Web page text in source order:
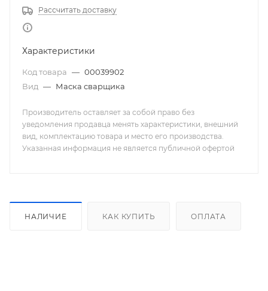
Рассчитать доставку
Характеристики
Код товара — 00039902
Вид — Маска сварщика
Производитель оставляет за собой право без
уведомления продавца менять характеристики, внешний
вид, комплектацию товара и место его производства.
Указанная информация не является публичной офертой
НАЛИЧИЕ КАК КУПИТЬ ОПЛАТА